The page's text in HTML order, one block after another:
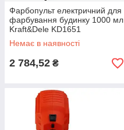
Фарбопульт електричний для
фарбування будинку 1000 мл
Kraft&Dele KD1651
фарбопульти для побілки
Немає в наявності
2 784,52 ₴